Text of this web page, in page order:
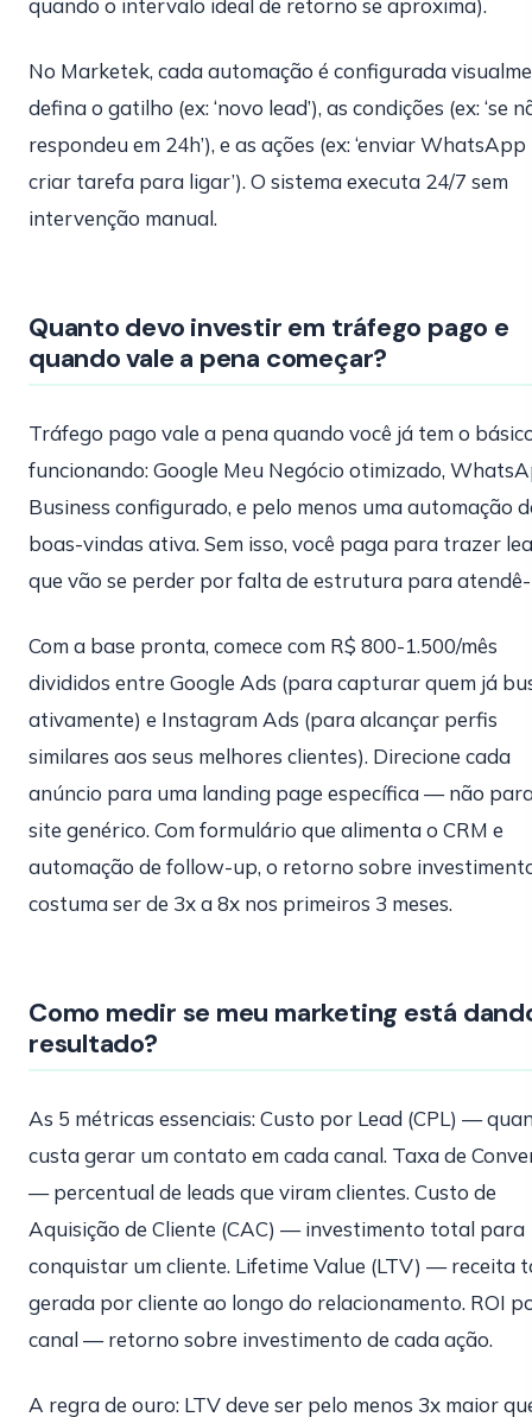
quando o intervalo ideal de retorno se aproxima).
No Marketek, cada automação é configurada
defina o gatilho (ex: ‘novo lead’), as condições (ex: ‘se
respondeu em 24h’), e as ações (ex: ‘enviar WhatsApp
criar tarefa para ligar’). O sistema executa 24/7 sem
intervenção manual.
Quanto devo investir em tráfego pago e
quando vale a pena começar?
Tráfego pago vale a pena quando você já tem o
funcionando: Google Meu Negócio otimizado,
Business configurado, e pelo menos uma automação
boas-vindas ativa. Sem isso, você paga para trazer
que vão se perder por falta de estrutura para
Com a base pronta, comece com R$ 800-1.500/mês
divididos entre Google Ads (para capturar quem já
ativamente) e Instagram Ads (para alcançar perfis
similares aos seus melhores clientes). Direcione cada
anúncio para uma landing page específica — não
site genérico. Com formulário que alimenta o CRM e
automação de follow-up, o retorno sobre
costuma ser de 3x a 8x nos primeiros 3 meses.
Como medir se meu marketing está
resultado?
As 5 métricas essenciais: Custo por Lead (CPL) —
custa gerar um contato em cada canal. Taxa de
— percentual de leads que viram clientes. Custo de
Aquisição de Cliente (CAC) — investimento total para
conquistar um cliente. Lifetime Value (LTV) — receita
gerada por cliente ao longo do relacionamento. ROI
canal — retorno sobre investimento de cada ação.
A regra de ouro: LTV deve ser pelo menos 3x maior